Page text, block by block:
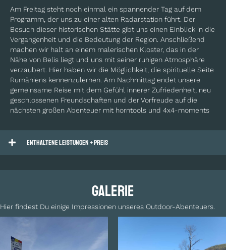
Am Freitag steht noch einmal ein spannender Tag auf dem
Programm, der uns zu einer alten Radarstation führt. Der
Besuch dieser historischen Stätte gibt uns einen Einblick in die
Vergangenheit und die Bedeutung der Region. Anschließend
machen wir halt an einem malerischen Kloster, das in der
Nähe von Belis liegt und uns mit seiner ruhigen Atmosphäre
verzaubert. Hier haben wir die Möglichkeit, die spirituelle Seite
Rumäniens kennenzulernen. Am Nachmittag endet unsere
gemeinsame Reise mit dem Gefühl innerer Zufriedenheit, neu
geschlossenen Freundschaften und der Vorfreude auf die
nächsten großen Abenteuer mit horntools und 4x4-moments
Enthaltene Leistungen + Preis
Galerie
Hier findest Du einige Impressionen unseres Outdoor-Abenteuers.